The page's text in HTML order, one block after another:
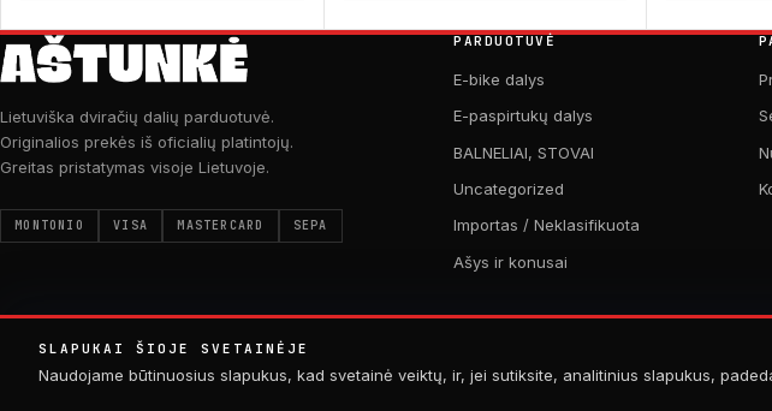
Lietuviška dviračių dalių parduotuvė.
Originalios prekės iš oficialių platintojų.
Greitas pristatymas visoje Lietuvoje.
MONTONIO VISA MASTERCARD SEPA
PARDUOTUVĖ
E-bike dalys
E-paspirtukų dalys
BALNELIAI, STOVAI
Uncategorized
Importas / Neklasifikuota
Ašys ir konusai
SLAPUKAI ŠIOJE SVETAINĖJE
Naudojame būtinuosius slapukus, kad svetainė veiktų, ir, jei sutiksite, analitinius slapukus,